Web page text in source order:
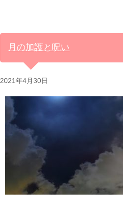
月の加護と呪い
2021年4月30日